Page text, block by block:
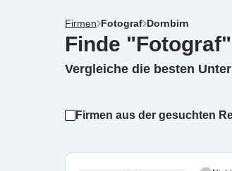
Firmen Fotograf Dornbirn
Finde
Vergleiche die besten
Firmen aus der gesuchten